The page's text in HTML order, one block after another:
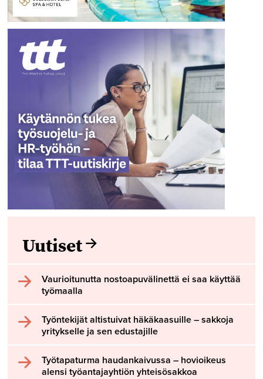
Uutiset
Vaurioitunutta nostoapuvälinettä ei saa käyttää
työmaalla
Työntekijät altistuivat häkäkaasuille – sakkoja
yritykselle ja sen edustajille
Työtapaturma haudankaivussa – hovioikeus
alensi työantajayhtiön yhteisösakkoa